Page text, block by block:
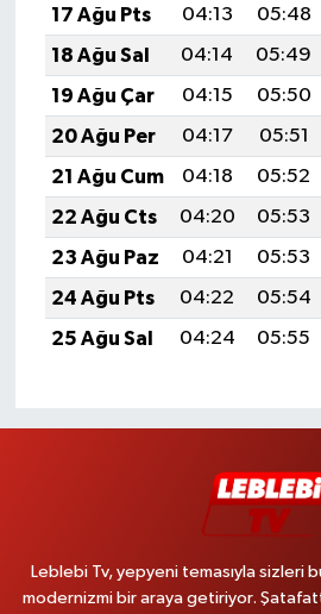
17 Ağu Pts
04:13 05:48
18 Ağu Sal
04:14 05:49
19 Ağu Çar
04:15 05:50
20 Ağu Per
04:17 05:51
21 Ağu Cum
04:18 05:52
22 Ağu Cts
04:20 05:53
23 Ağu Paz
04:21 05:53
24 Ağu Pts
04:22 05:54
25 Ağu Sal
04:24 05:55
Leblebi Tv, yepyeni temasıyla sizleri
modernizmi bir araya getiriyor.